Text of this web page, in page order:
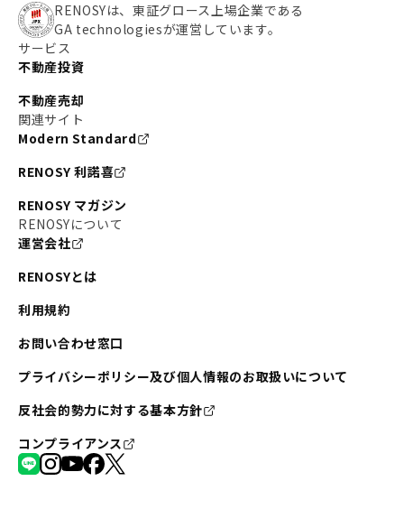
RENOSYは、東証グロース上場企業である
GA technologiesが運営しています。
サービス
不動産投資
不動産売却
関連サイト
Modern Standard
RENOSY 利諾喜
RENOSY マガジン
RENOSYについて
運営会社
RENOSYとは
利用規約
お問い合わせ窓口
プライバシーポリシー及び個人情報のお取扱いについて
反社会的勢力に対する基本方針
コンプライアンス